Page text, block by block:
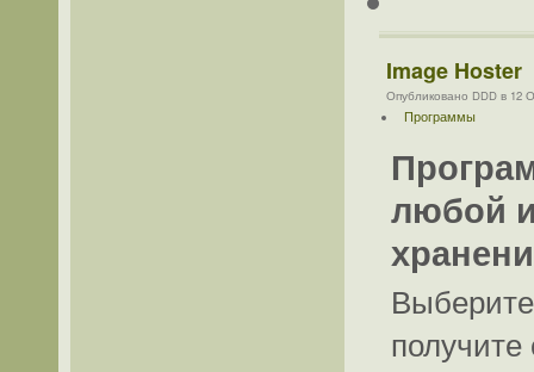
Image Hoster
Опубликовано DDD в 12
Программы
любой